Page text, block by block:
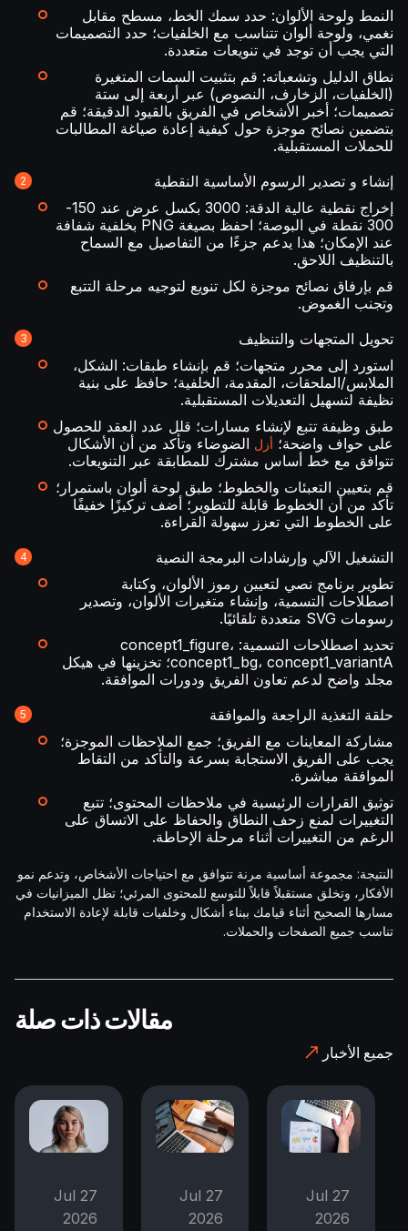
النمط ولوحة الألوان: حدد سمك الخط، مسطح مقابل
نغمي، ولوحة ألوان تتناسب مع الخلفيات؛ حدد التصميمات
التي يجب أن توجد في تنويعات متعددة.
نطاق الدليل وتشعباته: قم بتثبيت السمات المتغيرة
(الخلفيات، الزخارف، النصوص) عبر أربعة إلى ستة
تصميمات؛ أخبر الأشخاص في الفريق بالقيود الدقيقة؛ قم
بتضمين نصائح موجزة حول كيفية إعادة صياغة المطالبات
للحملات المستقبلية.
إنشاء و تصدير الرسوم الأساسية النقطية
إخراج نقطية عالية الدقة: 3000 بكسل عرض عند 150-
300 نقطة في البوصة؛ احفظ بصيغة PNG بخلفية شفافة
عند الإمكان؛ هذا يدعم جزءًا من التفاصيل مع السماح
بالتنظيف اللاحق.
قم بإرفاق نصائح موجزة لكل تنويع لتوجيه مرحلة التتبع
وتجنب الغموض.
تحويل المتجهات والتنظيف
استورد إلى محرر متجهات؛ قم بإنشاء طبقات: الشكل،
الملابس/الملحقات، المقدمة، الخلفية؛ حافظ على بنية
نظيفة لتسهيل التعديلات المستقبلية.
طبق وظيفة تتبع لإنشاء مسارات؛ قلل عدد العقد للحصول
على حواف واضحة؛ أزل الضوضاء وتأكد من أن الأشكال
تتوافق مع خط أساس مشترك للمطابقة عبر التنويعات.
قم بتعيين التعبئات والخطوط؛ طبق لوحة ألوان باستمرار؛
تأكد من أن الخطوط قابلة للتطوير؛ أضف تركيزًا خفيفًا
على الخطوط التي تعزز سهولة القراءة.
التشغيل الآلي وإرشادات البرمجة النصية
تطوير برنامج نصي لتعيين رموز الألوان، وكتابة
اصطلاحات التسمية، وإنشاء متغيرات الألوان، وتصدير
رسومات SVG متعددة تلقائيًا.
تحديد اصطلاحات التسمية: concept1_figure،
concept1_bg، concept1_variantA؛ تخزينها في هيكل
مجلد واضح لدعم تعاون الفريق ودورات الموافقة.
حلقة التغذية الراجعة والموافقة
مشاركة المعاينات مع الفريق؛ جمع الملاحظات الموجزة؛
يجب على الفريق الاستجابة بسرعة والتأكد من التقاط
الموافقة مباشرة.
توثيق القرارات الرئيسية في ملاحظات المحتوى؛ تتبع
التغييرات لمنع زحف النطاق والحفاظ على الاتساق على
الرغم من التغييرات أثناء مرحلة الإحاطة.
النتيجة: مجموعة أساسية مرنة تتوافق مع احتياجات الأشخاص، وتدعم نمو
الأفكار، وتخلق مستقبلاً قابلاً للتوسع للمحتوى المرئي؛ تظل الميزانيات في
مسارها الصحيح أثناء قيامك ببناء أشكال وخلفيات قابلة لإعادة الاستخدام
تناسب جميع الصفحات والحملات.
مقالات ذات صلة
جميع الأخبار
27 Jul
2026
27 Jul
2026
27 Jul
2026